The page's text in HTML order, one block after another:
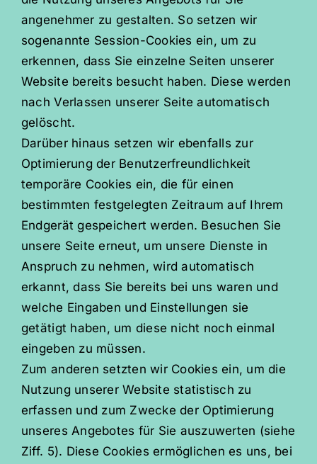
angenehmer zu gestalten. So setzen wir
sogenannte Session-Cookies ein, um zu
erkennen, dass Sie einzelne Seiten unserer
Website bereits besucht haben. Diese werden
nach Verlassen unserer Seite automatisch
gelöscht.
Darüber hinaus setzen wir ebenfalls zur
Optimierung der Benutzerfreundlichkeit
temporäre Cookies ein, die für einen
bestimmten festgelegten Zeitraum auf Ihrem
Endgerät gespeichert werden. Besuchen Sie
unsere Seite erneut, um unsere Dienste in
Anspruch zu nehmen, wird automatisch
erkannt, dass Sie bereits bei uns waren und
welche Eingaben und Einstellungen sie
getätigt haben, um diese nicht noch einmal
eingeben zu müssen.
Zum anderen setzten wir Cookies ein, um die
Nutzung unserer Website statistisch zu
erfassen und zum Zwecke der Optimierung
unseres Angebotes für Sie auszuwerten (siehe
Ziff. 5). Diese Cookies ermöglichen es uns, bei